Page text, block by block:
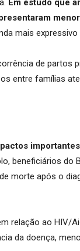
Em estudo que
mais
de partos
entre famílias
beneficiários do
morte após o
relação ao HIV/
da doença,